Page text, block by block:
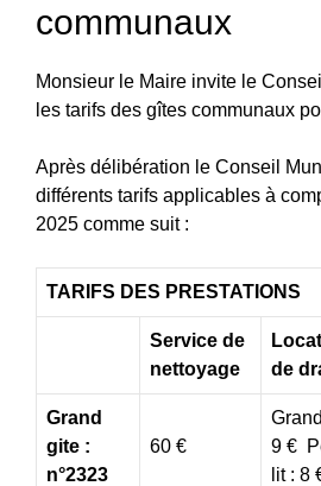
communaux
Monsieur le Maire invite le
les tarifs des gîtes communaux
Après délibération le Conseil
différents tarifs applicables à
2025 comme suit :
TARIFS DES PRESTATIONS
Service de
nettoyage
de
Grand
gite :
n°2323
60 €
9 €
lit : 8